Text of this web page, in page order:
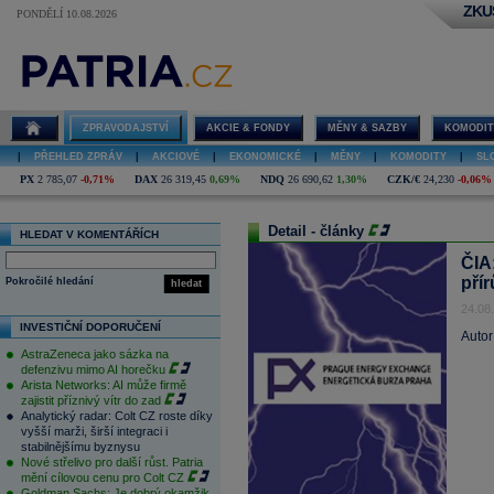
PONDĚLÍ 10.08.2026
ZPRAVODAJSTVÍ AKCIE & FONDY MĚNY & SAZBY
PŘEHLED ZPRÁV AKCIOVÉ EKONOMICKÉ MĚNY KOMODITY
PX 2 785,07 -0,71% DAX 26 319,45 0,69% NDQ 26 690,62 1,30% CZK/€ 24,230 -0,06%
HLEDAT V KOMENTÁŘÍCH
hledat
Pokročilé hledání
INVESTIČNÍ DOPORUČENÍ
AstraZeneca jako sázka na
defenzivu mimo AI horečku
Arista Networks: AI může firmě
zajistit příznivý vítr do zad
Analytický radar: Colt CZ roste díky
vyšší marži, širší integraci i
stabilnějšímu byznysu
Nové střelivo pro další růst. Patria
mění cílovou cenu pro Colt CZ
Detail - články